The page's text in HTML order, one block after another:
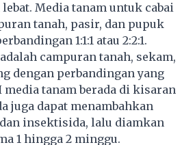
lebat. Media tanam untuk cabai
tanah, pasir, dan pupuk
1:1:1 atau 2:2:1.
campuran tanah, sekam,
dengan perbandingan yang
media tanam berada di kisaran
juga dapat menambahkan
insektisida, lalu diamkan
1 hingga 2 minggu.